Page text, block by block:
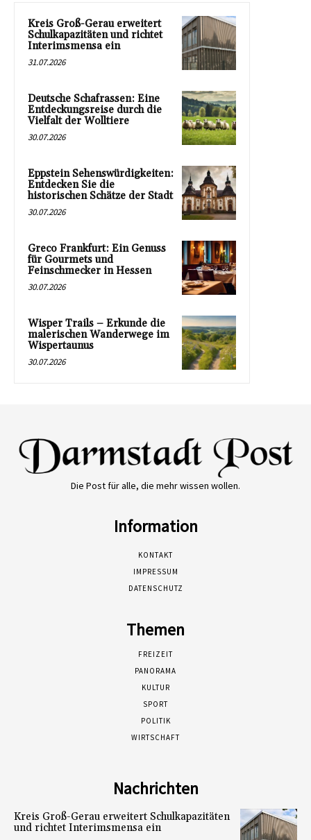
Kreis Groß-Gerau erweitert
Schulkapazitäten und richtet
Interimsmensa ein
31.07.2026
Deutsche Schafrassen: Eine
Entdeckungsreise durch die
Vielfalt der Wolltiere
30.07.2026
Eppstein Sehenswürdigkeiten:
Entdecken Sie die
historischen Schätze der Stadt
30.07.2026
Greco Frankfurt: Ein Genuss
für Gourmets und
Feinschmecker in Hessen
30.07.2026
Wisper Trails – Erkunde die
malerischen Wanderwege im
Wispertaunus
30.07.2026
Die Post für alle, die mehr wissen wollen.
Information
KONTAKT
IMPRESSUM
DATENSCHUTZ
Themen
FREIZEIT
PANORAMA
KULTUR
SPORT
POLITIK
WIRTSCHAFT
Nachrichten
Kreis Groß-Gerau erweitert Schulkapazitäten
und richtet Interimsmensa ein